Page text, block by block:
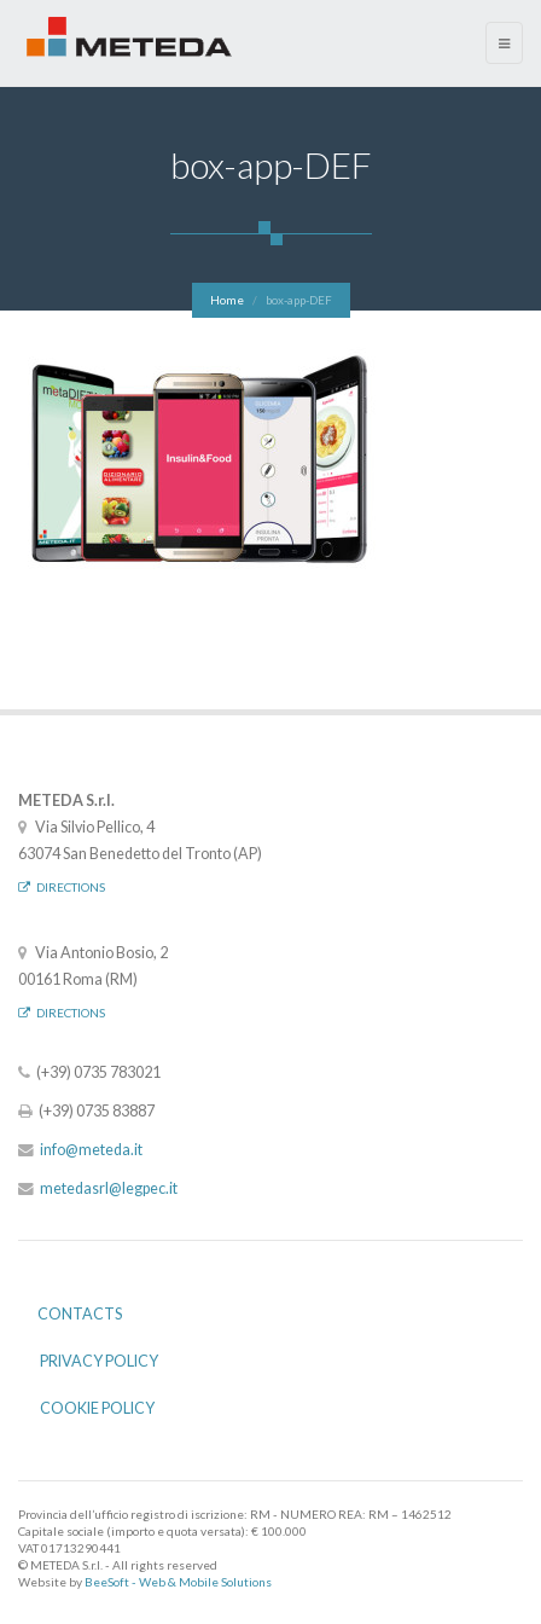
menu
box-app-DEF
Home box-app-DEF
METEDA S.r.l.
Via Silvio Pellico, 4
63074 San Benedetto del Tronto (AP)
DIRECTIONS
Via Antonio Bosio, 2
00161 Roma (RM)
DIRECTIONS
(+39) 0735 783021
(+39) 0735 83887
info@meteda.it
metedasrl@legpec.it
CONTACTS
PRIVACY POLICY
COOKIE POLICY
Provincia dell’ufficio registro di iscrizione: RM - NUMERO REA: RM – 1462512
Capitale sociale (importo e quota versata): € 100.000
VAT 01713290441
© METEDA S.r.l. - All rights reserved
Website by BeeSoft - Web & Mobile Solutions